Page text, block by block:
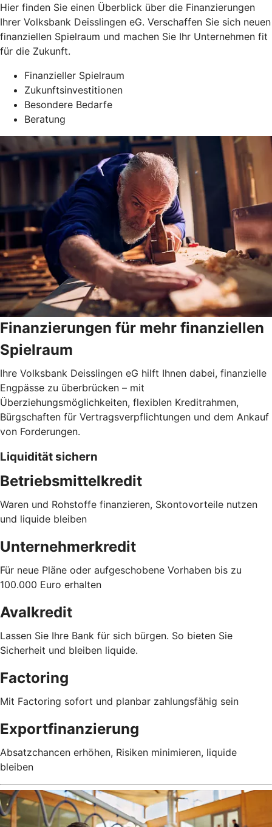
Hier finden Sie einen Überblick über die Finanzierungen
Ihrer Volksbank Deisslingen eG. Verschaffen Sie sich neuen
finanziellen Spielraum und machen Sie Ihr Unternehmen fit
für die Zukunft.
Finanzieller Spielraum
Zukunftsinvestitionen
Besondere Bedarfe
Beratung
Finanzierungen für mehr finanziellen
Spielraum
Ihre Volksbank Deisslingen eG hilft Ihnen dabei, finanzielle
Engpässe zu überbrücken – mit
Überziehungsmöglichkeiten, flexiblen Kreditrahmen,
Bürgschaften für Vertragsverpflichtungen und dem Ankauf
von Forderungen.
Liquidität sichern
Betriebsmittelkredit
Waren und Rohstoffe finanzieren, Skontovorteile nutzen
und liquide bleiben
Unternehmerkredit
Für neue Pläne oder aufgeschobene Vorhaben bis zu
100.000 Euro erhalten
Avalkredit
Lassen Sie Ihre Bank für sich bürgen. So bieten Sie
Sicherheit und bleiben liquide.
Factoring
Mit Factoring sofort und planbar zahlungsfähig sein
Exportfinanzierung
Absatzchancen erhöhen, Risiken minimieren, liquide
bleiben